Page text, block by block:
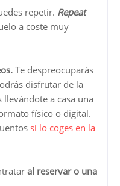
repetir. Repeat
a coste muy
Te despreocuparás
disfrutar de la
a casa una
físico o digital.
si lo coges en la
al reservar o una